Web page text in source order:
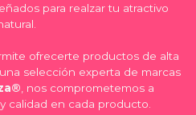
para realzar tu atractivo
ofrecerte productos de alta
selección experta de marcas
, nos comprometemos a
calidad en cada producto.